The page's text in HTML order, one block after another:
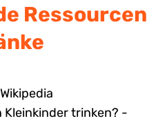
Ressourcen
Kleinkinder trinken? -